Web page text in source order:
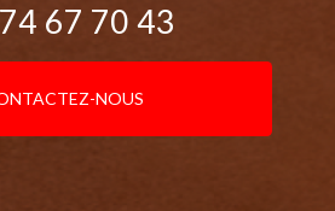
67 70 43
NOUS